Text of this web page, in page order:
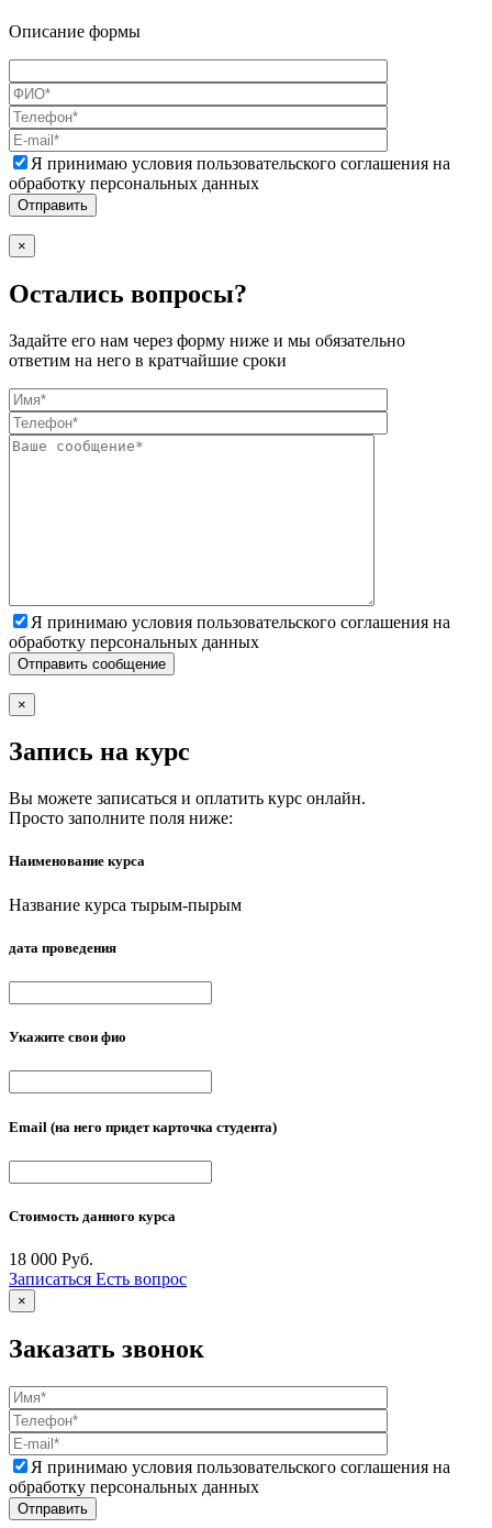
Описание формы
Я принимаю условия пользовательского соглашения на
обработку персональных данных
×
Остались вопросы?
Задайте его нам через форму ниже и мы обязательно
ответим на него в кратчайшие сроки
Я принимаю условия пользовательского соглашения на
обработку персональных данных
×
Запись на курс
Вы можете записаться и оплатить курс онлайн.
Просто заполните поля ниже:
Наименование курса
Название курса тырым-пырым
дата проведения
Укажите свои фио
Email (на него придет карточка студента)
Стоимость данного курса
18 000 Руб.
Записаться Есть вопрос
×
Заказать звонок
Я принимаю условия пользовательского соглашения на
обработку персональных данных